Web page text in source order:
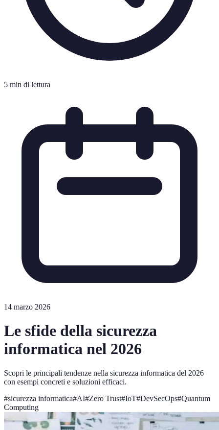
5 min di lettura
14 marzo 2026
Le sfide della sicurezza
informatica nel 2026
Scopri le principali tendenze nella sicurezza informatica del 2026
con esempi concreti e soluzioni efficaci.
#sicurezza informatica#AI#Zero Trust#IoT#DevSecOps#Quantum
Computing